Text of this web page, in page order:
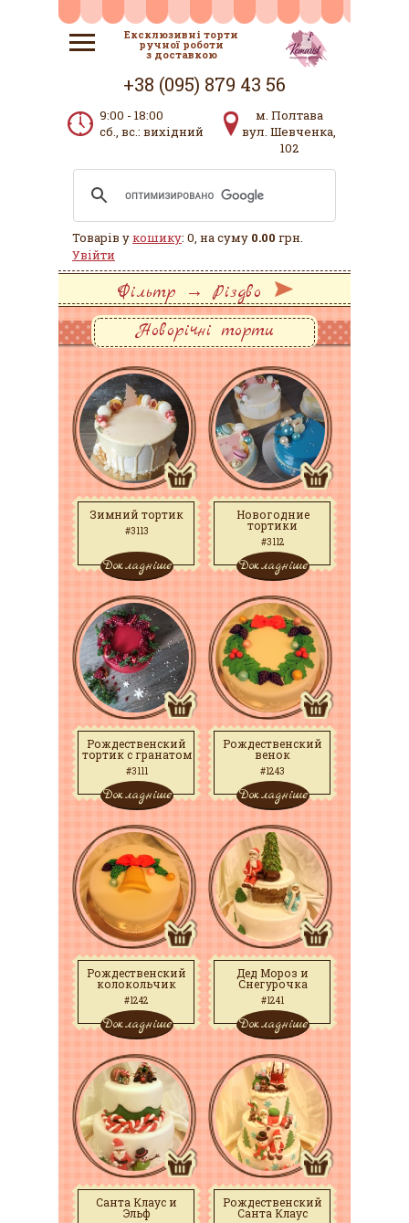
Ексклюзивні торти
ручної роботи
з доставкою
+38 (095) 879 43 56
9:00 - 18:00
сб., вс.: вихідний
м. Полтава
вул. Шевченка,
102
Товарів укошику: 0, на суму 0.00 грн.
Увійти
Фільтр → Різдво
Новорічні торти
Зимний тортик
#3113
Докладніше
Новогодние
тортики
#3112
Докладніше
Рождественский
тортик с гранатом
#3111
Докладніше
Рождественский
венок
#1243
Докладніше
Рождественский
колокольчик
#1242
Докладніше
Дед Мороз и
Снегурочка
#1241
Докладніше
Санта Клаус и
Эльф
Рождественский
Санта Клаус